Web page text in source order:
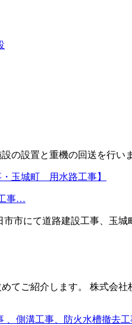
の設置と重機の回送を行
事…
市市にて道路建設工事、玉
てご紹介します。 株式会
、側溝工事、防火水槽撤去